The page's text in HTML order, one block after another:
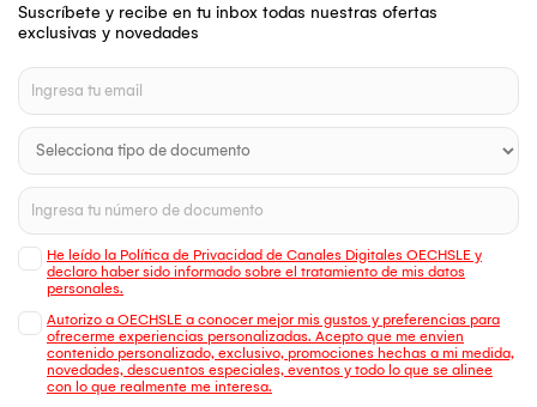
Suscríbete y recibe en tu inbox todas nuestras ofertas
exclusivas y novedades
He leído la Política de Privacidad de Canales Digitales OECHSLE y
declaro haber sido informado sobre el tratamiento de mis datos
personales.
Autorizo a OECHSLE a conocer mejor mis gustos y preferencias para
ofrecerme experiencias personalizadas. Acepto que me envien
contenido personalizado, exclusivo, promociones hechas a mi medida,
novedades, descuentos especiales, eventos y todo lo que se alinee
con lo que realmente me interesa.